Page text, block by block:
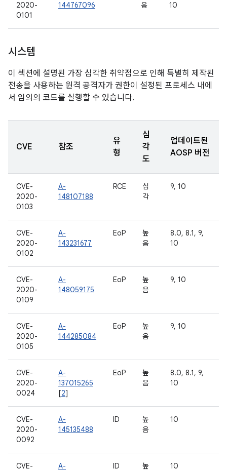
2020-
0101
144767096
음
10
시스템
이 섹션에 설명된 가장 심각한 취약점으로 인해 특별히 제작된
전송을 사용하는 원격 공격자가 권한이 설정된 프로세스 내에
서 임의의 코드를 실행할 수 있습니다.
CVE 참조
유
형
심
각
도
업데이트된
AOSP 버전
CVE-
2020-
0103
A-
148107188
RCE
심
각
9, 10
CVE-
2020-
0102
A-
143231677
EoP
높
음
8.0, 8.1, 9,
10
CVE-
2020-
0109
A-
148059175
EoP
높
음
9, 10
CVE-
2020-
0105
A-
144285084
EoP
높
음
9, 10
CVE-
2020-
0024
A-
137015265
[2]
EoP
높
음
8.0, 8.1, 9,
10
CVE-
2020-
0092
A-
145135488
ID
높
음
10
CVE-
A-
ID
높
10